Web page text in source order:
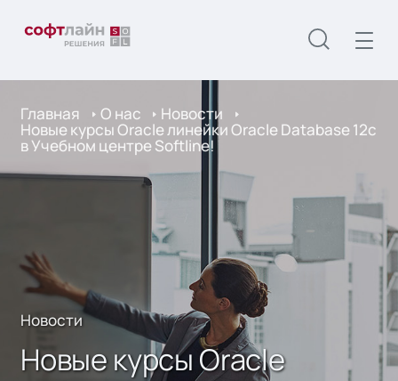
Главная О нас Новости
Новые курсы Oracle линейки Oracle Database 12c
в Учебном центре Softline!
Новости
Новые курсы Oracle